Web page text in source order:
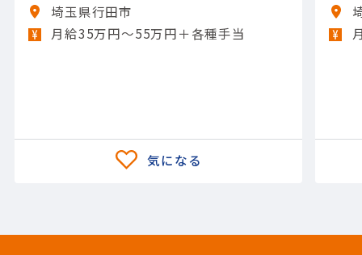
検証 ・油圧・空圧・電気制御等の業務
【担当製品】(自動車部品)自動車ボデ
ー/外装/内装部品 【使用ツール】ノギ
埼玉県行田市
月給35万円〜55万円＋各種手当